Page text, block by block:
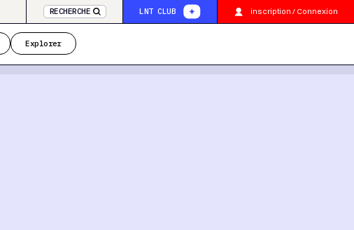
RECHERCHE LNT CLUB inscription / Connexion
Explorer